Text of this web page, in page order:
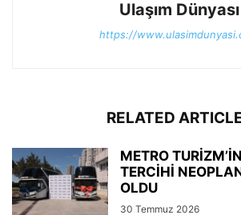
Ulaşım Dünyası
https://
RELATED
METRO
TERCİHİ
OLDU
30 Temmuz 2026